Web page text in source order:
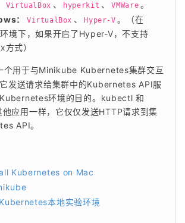
VirtualBox 、 hyperkit 、 VMWare 。
：
VirtualBox 、 Hyper-V 。（在
境下，如果开启了Hyper-V，不支持
式）
个用于与Minikube Kubernetes集群交互
发送请求给集群中的Kubernetes API服
环境的目的。kubectl 和
应用一样，它仅仅发送HTTP请求到集
API。
Kubernetes on Mac
本地实验环境